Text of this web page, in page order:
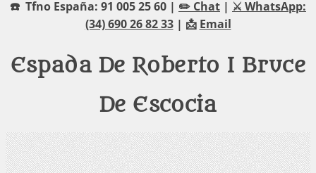
☎️ Tfno España: 91 005 25 60 | ✏️ Chat | ⚔️ WhatsApp:
(34) 690 26 82 33| 📩 Email
Espada De Roberto I Bruce
De Escocia